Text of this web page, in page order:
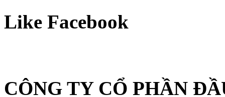
Like Facebook
CÔNG TY CỔ PHẦN